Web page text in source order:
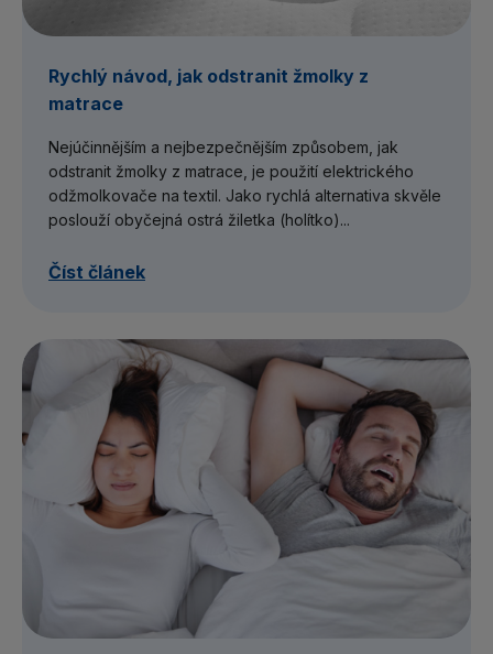
Rychlý návod, jak odstranit žmolky z
matrace
Nejúčinnějším a nejbezpečnějším způsobem, jak
odstranit žmolky z matrace, je použití elektrického
odžmolkovače na textil. Jako rychlá alternativa skvěle
poslouží obyčejná ostrá žiletka (holítko)...
Číst článek